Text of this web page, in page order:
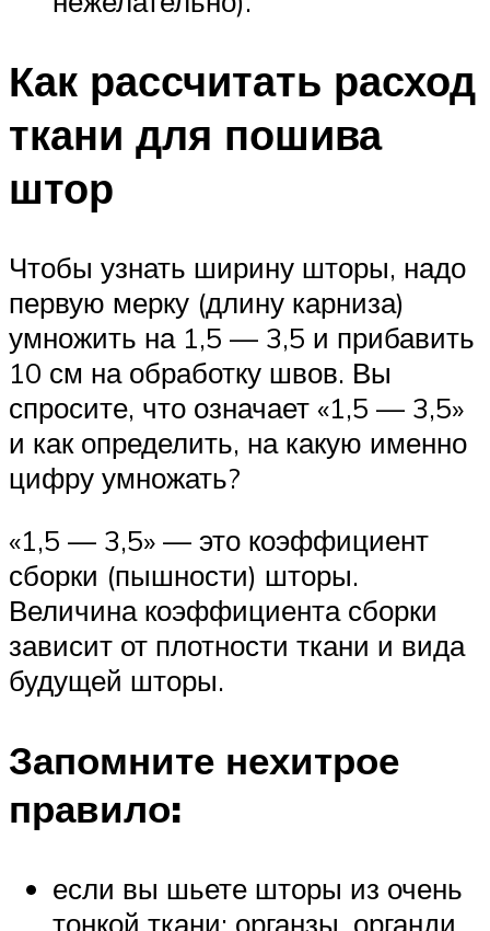
Как рассчитать расход
ткани для пошива
штор
Чтобы узнать ширину шторы, надо
первую мерку (длину карниза)
умножить на 1,5 — 3,5 и прибавить
10 см на обработку швов. Вы
спросите, что означает «1,5 — 3,5»
и как определить, на какую именно
цифру умножать?
«1,5 — 3,5» — это коэффициент
сборки (пышности) шторы.
Величина коэффициента сборки
зависит от плотности ткани и вида
будущей шторы.
Запомните нехитрое
правило:
если вы шьете шторы из очень
тонкой ткани: органзы, органди,